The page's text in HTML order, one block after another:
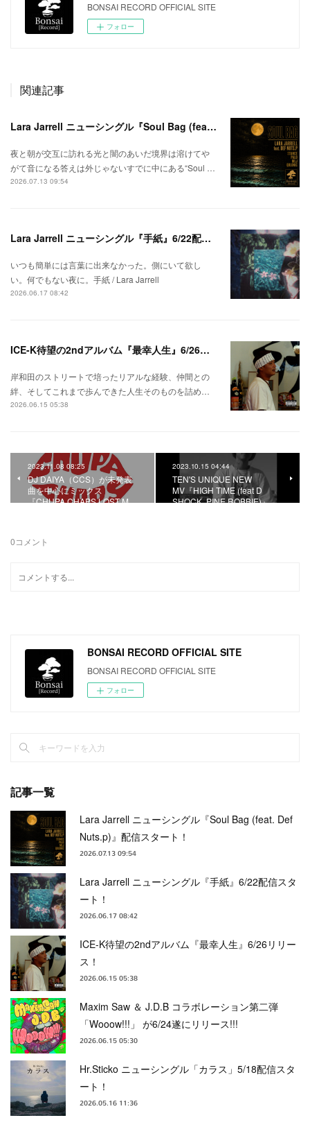
BONSAI RECORD OFFICIAL SITE
フォロー
関連記事
Lara Jarrell ニューシングル『Soul Bag (feat. Def Nuts.p)』配信スタート！
夜と朝が交互に訪れる光と闇のあいだ境界は溶けてや
がて音になる答えは外じゃないすでに中にある“Soul …
2026.07.13 09:54
Lara Jarrell ニューシングル『手紙』6/22配信スタート！
いつも簡単には言葉に出来なかった。側にいて欲し
い。何でもない夜に。手紙 / Lara Jarrell
2026.06.17 08:42
ICE-K待望の2ndアルバム『最幸人生』6/26リリース！
岸和田のストリートで培ったリアルな経験、仲間との
絆、そしてこれまで歩んできた人生そのものを詰め…
2026.06.15 05:38
2023.11.08 08:25
DJ DAIYA（CCS）が未発表
曲を中心にミックス
『CHUPA CHAPS LOST M…
2023.10.15 04:44
TEN'S UNIQUE NEW
MV『HIGH TIME (feat D
SHOCK, PINE ROBBIE)』…
0コメント
BONSAI RECORD OFFICIAL SITE
BONSAI RECORD OFFICIAL SITE
フォロー
記事一覧
Lara Jarrell ニューシングル『Soul Bag (feat. Def
Nuts.p)』配信スタート！
2026.07.13 09:54
Lara Jarrell ニューシングル『手紙』6/22配信スタ
ート！
2026.06.17 08:42
ICE-K待望の2ndアルバム『最幸人生』6/26リリー
ス！
2026.06.15 05:38
Maxim Saw ＆ J.D.B コラボレーション第二弾
「Wooow!!!」 が6/24遂にリリース!!!
2026.06.15 05:30
Hr.Sticko ニューシングル「カラス」5/18配信スタ
ート！
2026.05.16 11:36